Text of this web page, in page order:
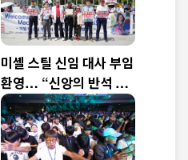
미셸 스틸 신임 대사 부임
환영… “신앙의 반석 위
에 한미동맹 새 도약 기
대”